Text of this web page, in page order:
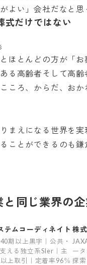
よい」会社だなと思
式だけではない
ほとんどの方が「
る高齢者そして高
ころ、からだ、お
まえになる世界を
ことができるのも
と同じ業界の
テムコーディネイト
期以上黒字｜公共・
える独立系SIer｜主
上取引｜定着率96％
株
ー
探索